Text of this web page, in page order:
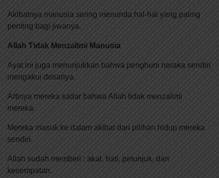
Akibatnya manusia sering menunda hal-hal yang paling
penting bagi jiwanya.
Allah Tidak Menzalimi Manusia
Ayat ini juga menunjukkan bahwa penghuni neraka sendiri
mengakui dosanya.
Artinya mereka sadar bahwa Allah tidak menzalimi
mereka.
Mereka masuk ke dalam akibat dari pilihan hidup mereka
sendiri.
Allah sudah memberi : akal, hati, petunjuk, dan
kesempatan.